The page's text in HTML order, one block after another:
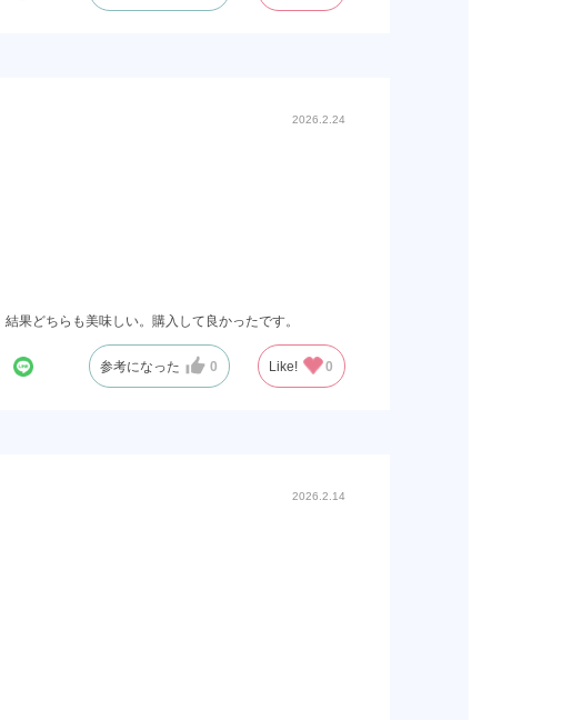
2026.2.24
果どちらも美味しい。購入して良かったです。
参考になった 0 Like! 0
2026.2.14